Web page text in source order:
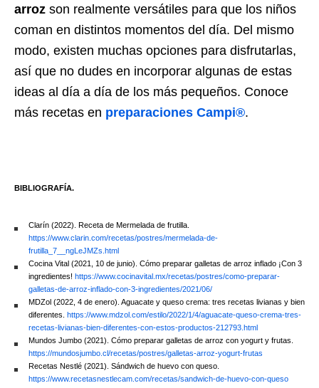
arroz son realmente versátiles para que los niños
coman en distintos momentos del día. Del mismo
modo, existen muchas opciones para disfrutarlas,
así que no dudes en incorporar algunas de estas
ideas al día a día de los más pequeños. Conoce
más recetas en preparaciones Campi®.
BIBLIOGRAFÍA.
Clarín (2022). Receta de Mermelada de frutilla.
https://www.clarin.com/recetas/postres/mermelada-de-
frutilla_7__ngLeJMZs.html
Cocina Vital (2021, 10 de junio). Cómo preparar galletas de arroz inflado ¡Con 3
ingredientes! https://www.cocinavital.mx/recetas/postres/como-preparar-
galletas-de-arroz-inflado-con-3-ingredientes/2021/06/
MDZol (2022, 4 de enero). Aguacate y queso crema: tres recetas livianas y bien
diferentes. https://www.mdzol.com/estilo/2022/1/4/aguacate-queso-crema-tres-
recetas-livianas-bien-diferentes-con-estos-productos-212793.html
Mundos Jumbo (2021). Cómo preparar galletas de arroz con yogurt y frutas.
https://mundosjumbo.cl/recetas/postres/galletas-arroz-yogurt-frutas
Recetas Nestlé (2021). Sándwich de huevo con queso.
https://www.recetasnestlecam.com/recetas/sandwich-de-huevo-con-queso